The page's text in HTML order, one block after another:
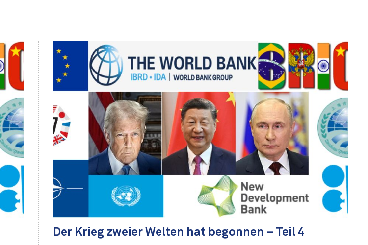
Der Krieg zweier Welten hat begonnen – Teil 4